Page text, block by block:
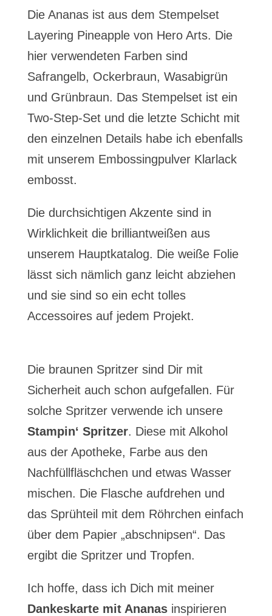
Die Ananas ist aus dem Stempelset
Layering Pineapple von Hero Arts. Die
hier verwendeten Farben sind
Safrangelb, Ockerbraun, Wasabigrün
und Grünbraun. Das Stempelset ist ein
Two-Step-Set und die letzte Schicht mit
den einzelnen Details habe ich ebenfalls
mit unserem Embossingpulver Klarlack
embosst.
Die durchsichtigen Akzente sind in
Wirklichkeit die brilliantweißen aus
unserem Hauptkatalog. Die weiße Folie
lässt sich nämlich ganz leicht abziehen
und sie sind so ein echt tolles
Accessoires auf jedem Projekt.
Die braunen Spritzer sind Dir mit
Sicherheit auch schon aufgefallen. Für
solche Spritzer verwende ich unsere
Stampin‘ Spritzer. Diese mit Alkohol
aus der Apotheke, Farbe aus den
Nachfüllfläschchen und etwas Wasser
mischen. Die Flasche aufdrehen und
das Sprühteil mit dem Röhrchen einfach
über dem Papier „abschnipsen“. Das
ergibt die Spritzer und Tropfen.
Ich hoffe, dass ich Dich mit meiner
Dankeskarte mit Ananasinspirieren